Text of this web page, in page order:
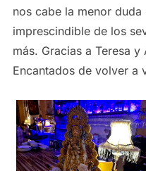
nos cabe la menor
imprescindible de los
más. Gracias a Teresa
Encantados de volver a